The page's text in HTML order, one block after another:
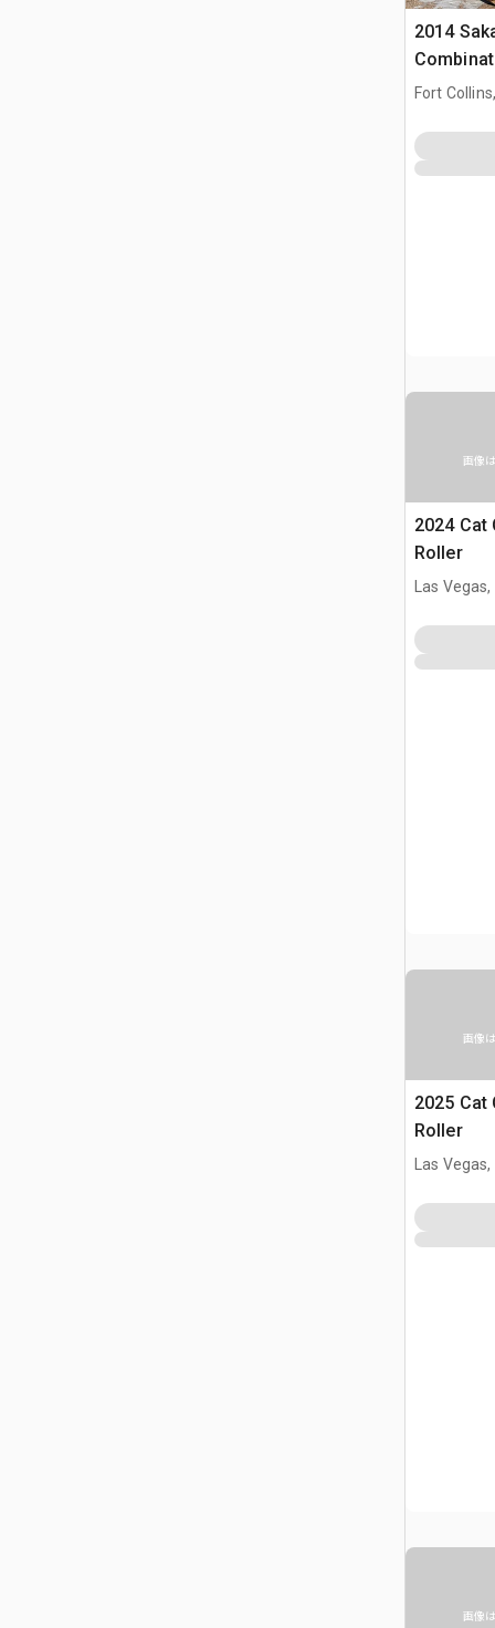
2014
Fort
画像
2024 Cat
Roller
Las Vegas,
画像
2025 Cat
Roller
Las Vegas,
画像